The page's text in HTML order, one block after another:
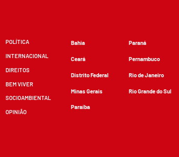
POLÍTICA
INTERNACIONAL
DIREITOS
BEM VIVER
SOCIOAMBIENTAL
OPINIÃO
Bahia
Ceará
Distrito Federal
Minas Gerais
Paraíba
Paraná
Pernambuco
Rio de Janeiro
Rio Grande do Sul